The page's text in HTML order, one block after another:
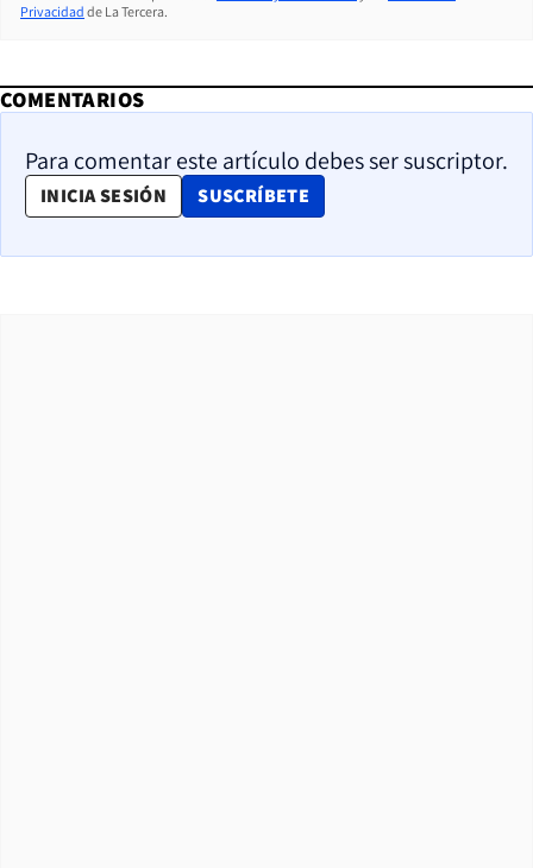
Privacidad de La Tercera.
COMENTARIOS
Para comentar este artículo debes ser suscriptor.
INICIA SESIÓN SUSCRÍBETE
OPENS IN NEW WINDOW